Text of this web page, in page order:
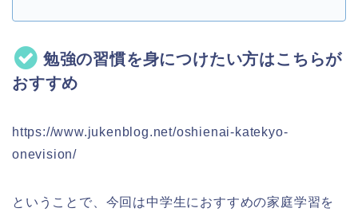
勉強の習慣を身につけたい方はこちらが
おすすめ
https://www.jukenblog.net/oshienai-katekyo-
onevision/
ということで、今回は中学生におすすめの家庭学習を